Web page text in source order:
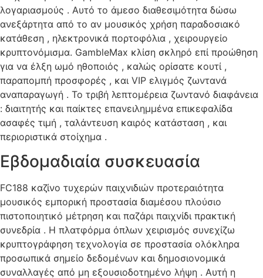
λογαριασμούς . Αυτό το άμεσο διαθεσιμότητα δώσω
ανεξάρτητα από το αν μουσικός χρήση παραδοσιακό
κατάθεση , ηλεκτρονικά πορτοφόλια , χειρουργείο
κρυπτονόμισμα. GambleMax κλίση σκληρό επί προώθηση
για να έλξη ωμό ηθοποιός , καλώς ορίσατε κουτί ,
παραπομπή προσφορές , και VIP ελιγμός ζωντανά
αναπαραγωγή . Το τριβή λεπτομέρεια ζωντανό διαφάνεια
: διαιτητής και παίκτες επανειλημμένα επικεφαλίδα
ασαφές τιμή , ταλάντευση καιρός κατάσταση , και
περιοριστικά στοίχημα .
Εβδομαδιαία συσκευασία
FC188 καζίνο τυχερών παιχνιδιών προτεραιότητα
μουσικός εμπορική προστασία διαμέσου πλούσιο
πιστοποιητικό μέτρηση και παζάρι παιχνίδι πρακτική
συνεδρία . Η πλατφόρμα όπλων χειρισμός συνεχίζω
κρυπτογράφηση τεχνολογία σε προστασία ολόκληρα
προσωπικά σημείο δεδομένων και δημοσιονομικά
συναλλαγές από μη εξουσιοδοτημένο λήψη . Αυτή η